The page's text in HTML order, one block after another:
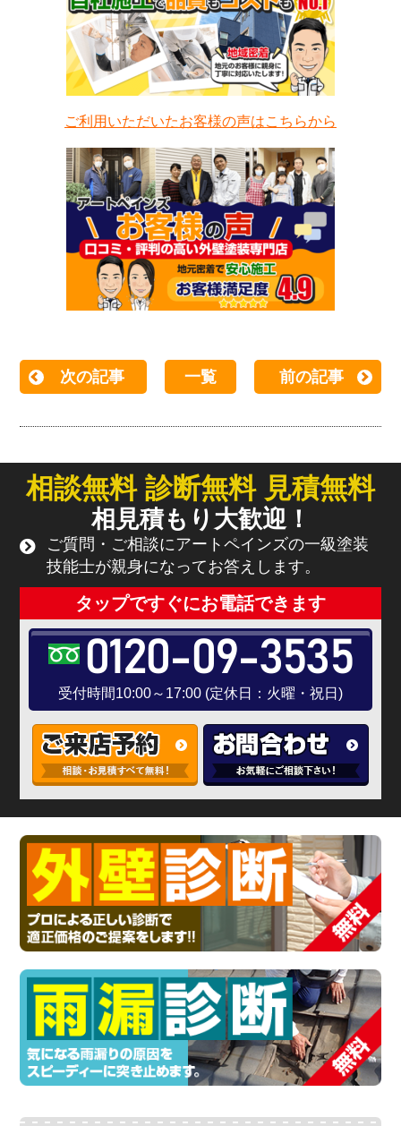
ご利用いただいたお客様の声はこちらから
次の記事 一覧 前の記事
相談無料 診断無料 見積無料
相見積もり大歓迎！
ご質問・ご相談にアートペインズの一級塗装
技能士が親身になってお答えします。
タップですぐにお電話できます
0120-09-3535
受付時間10:00～17:00 (定休日：火曜・祝日)